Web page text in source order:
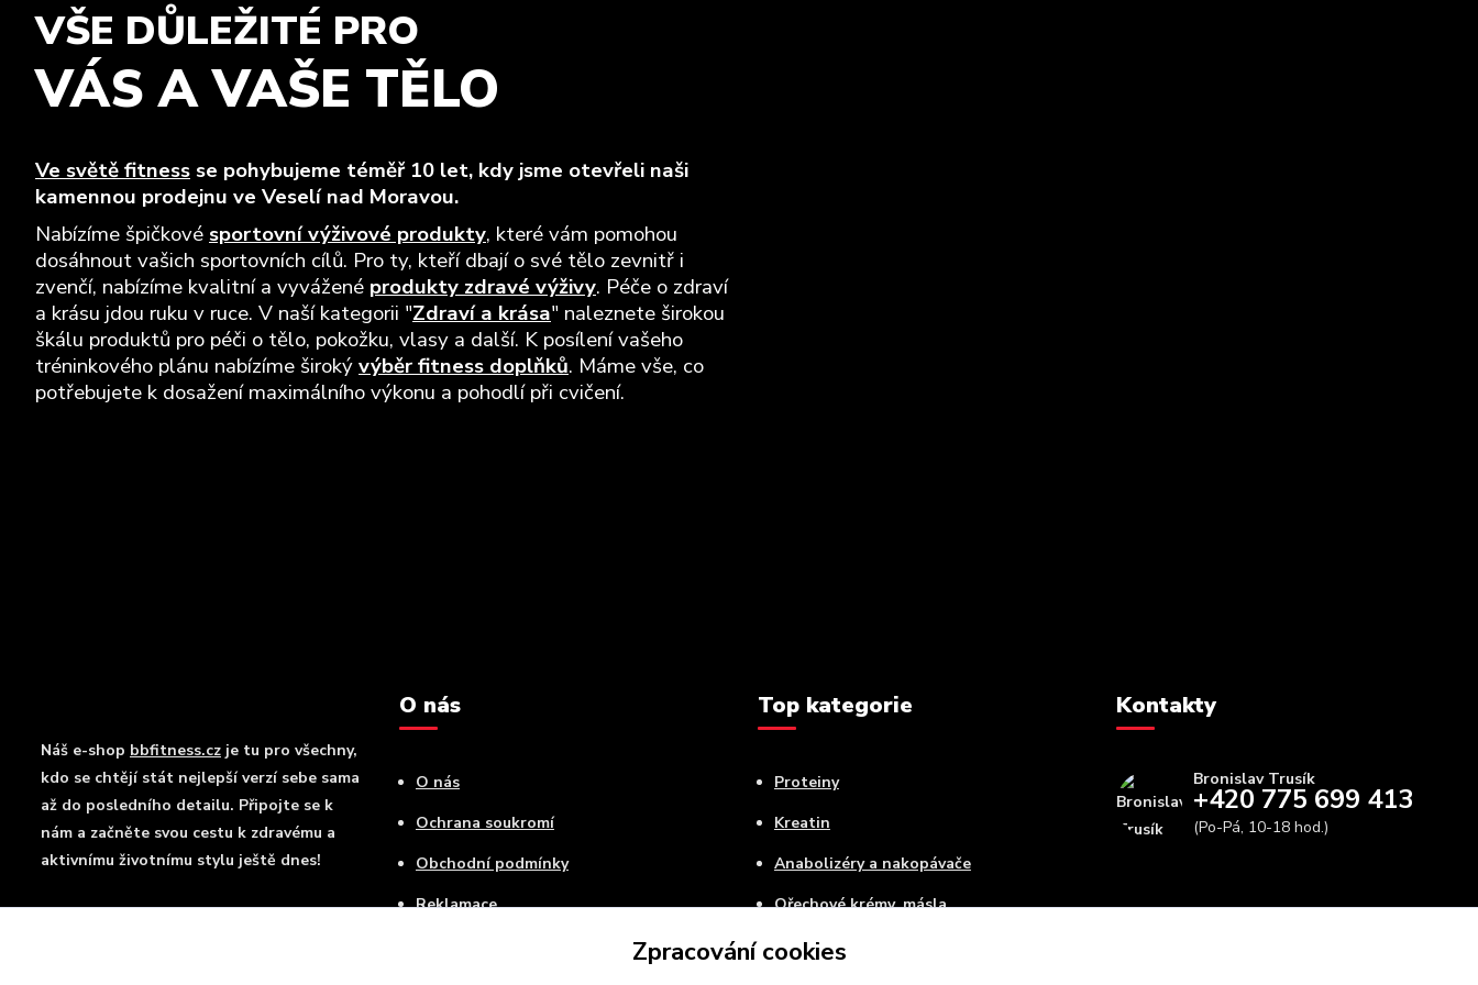
VŠE DŮLEŽITÉ PRO
VÁS A VAŠE TĚLO
Ve světě fitness se pohybujeme téměř 10 let, kdy jsme otevřeli naši
kamennou prodejnu ve Veselí nad Moravou.
Nabízíme špičkové sportovní výživové produkty, které vám pomohou
dosáhnout vašich sportovních cílů. Pro ty, kteří dbají o své tělo zevnitř i
zvenčí, nabízíme kvalitní a vyvážené produkty zdravé výživy. Péče o zdraví
a krásu jdou ruku v ruce. V naší kategorii "Zdraví a krása" naleznete širokou
škálu produktů pro péči o tělo, pokožku, vlasy a další. K posílení vašeho
tréninkového plánu nabízíme širokývýběr fitness doplňků. Máme vše, co
potřebujete k dosažení maximálního výkonu a pohodlí při cvičení.
Náš e-shop bbfitness.cz je tu pro všechny,
kdo se chtějí stát nejlepší verzí sebe sama
až do posledního detailu. Připojte se k
nám a začněte svou cestu k zdravému a
aktivnímu životnímu stylu ještě dnes!
O nás
O nás
Ochrana soukromí
Obchodní podmínky
Reklamace
Top kategorie
Proteiny
Kreatin
Anabolizéry a nakopávače
Ořechové krémy, másla
Aminokyseliny
Kontakty
Bronislav Trusík
+420 775 699 413
(Po-Pá, 10-18 hod.)
Zpracování cookies